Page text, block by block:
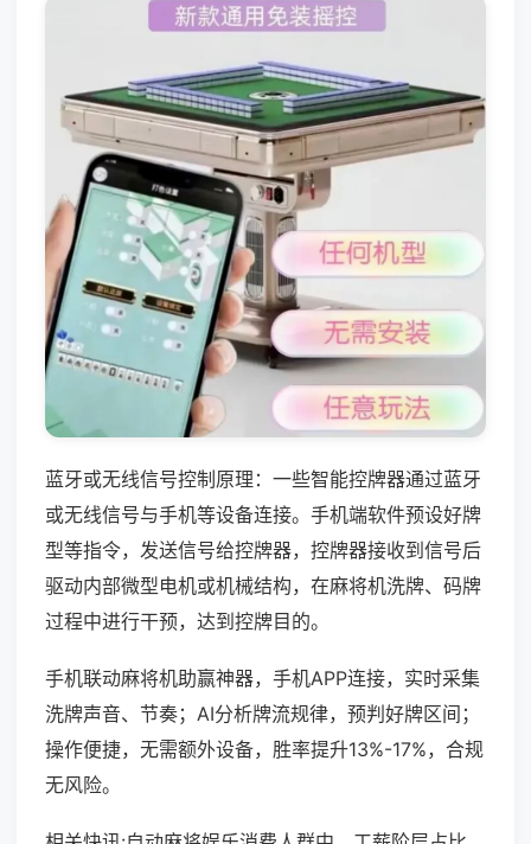
蓝牙或无线信号控制原理：一些智能控牌器通过蓝牙
或无线信号与手机等设备连接。手机端软件预设好牌
型等指令，发送信号给控牌器，控牌器接收到信号后
驱动内部微型电机或机械结构，在麻将机洗牌、码牌
过程中进行干预，达到控牌目的。
手机联动麻将机助赢神器，手机APP连接，实时采集
洗牌声音、节奏；AI分析牌流规律，预判好牌区间；
操作便捷，无需额外设备，胜率提升13%-17%，合规
无风险。